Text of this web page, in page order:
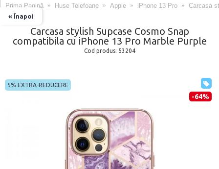
« Înapoi
Prima Pagină Huse Telefoane Apple iPhone 13 Pro Carcasa
Carcasa stylish Supcase Cosmo Snap
compatibila cu iPhone 13 Pro Marble Purple
Cod produs: 53204
-64%
5% EXTRA-REDUCERE